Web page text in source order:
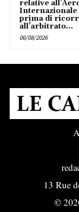
relative
Internazionale
prima di
all’arbitrato...
06/08/2026
13 Rue
©